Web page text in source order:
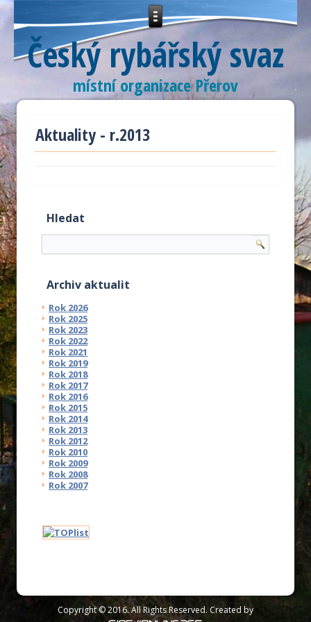
Český rybářský svaz
místní organizace Přerov
Aktuality - r.2013
Hledat
Archiv aktualit
Rok 2026
Rok 2025
Rok 2023
Rok 2022
Rok 2021
Rok 2019
Rok 2018
Rok 2017
Rok 2016
Rok 2015
Rok 2014
Rok 2013
Rok 2012
Rok 2010
Rok 2009
Rok 2008
Rok 2007
Copyright © 2016. All Rights Reserved. Created by